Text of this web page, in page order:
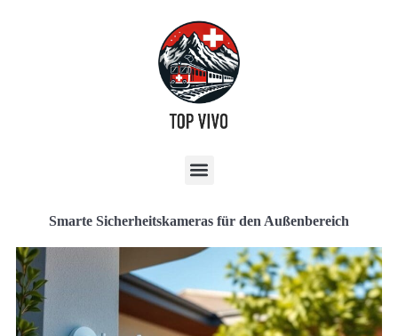
Smarte Sicherheitskameras für den Außenbereich